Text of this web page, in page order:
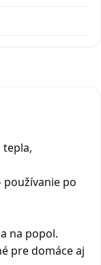
tepla,
používanie po
na popol.
pre domáce aj